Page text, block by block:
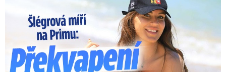
Lucie Šlégrová míří na Primu. Překvapení pro sporťáky!